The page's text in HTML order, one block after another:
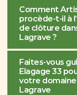
Comment
procède-t-il à
de clôture
Lagrave ?
Faites-vous
Elagage 33
votre domaine
Lagrave